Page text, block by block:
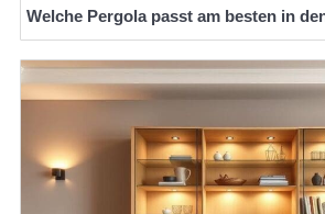
Welche Pergola passt am besten in